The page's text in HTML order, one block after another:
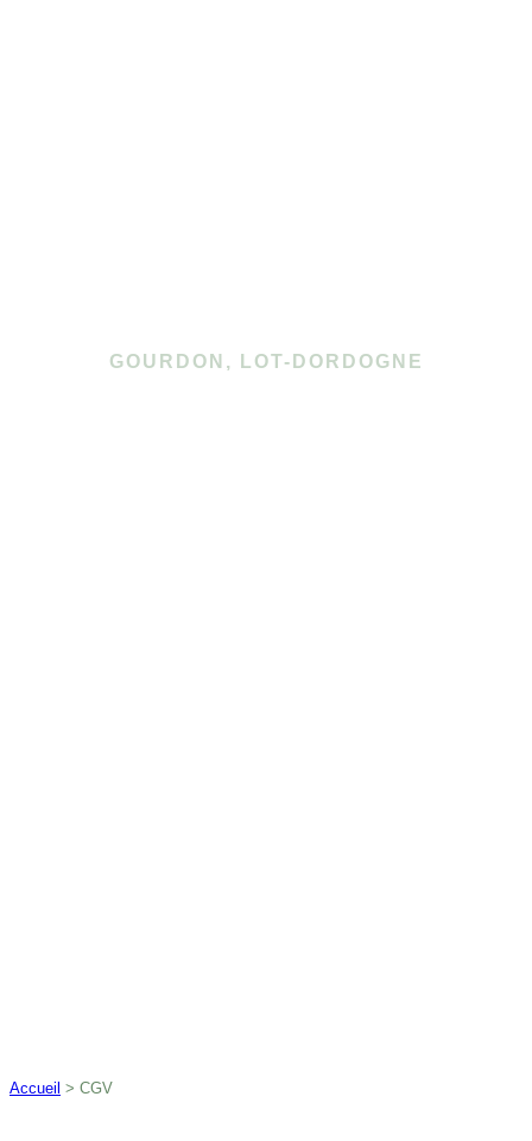
GOURDON, LOT-DORDOGNE
Accueil > CGV